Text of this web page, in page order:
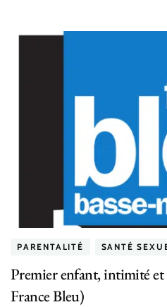
PARENTALITÉ SANTÉ
Premier enfant, intimité et
France Bleu)